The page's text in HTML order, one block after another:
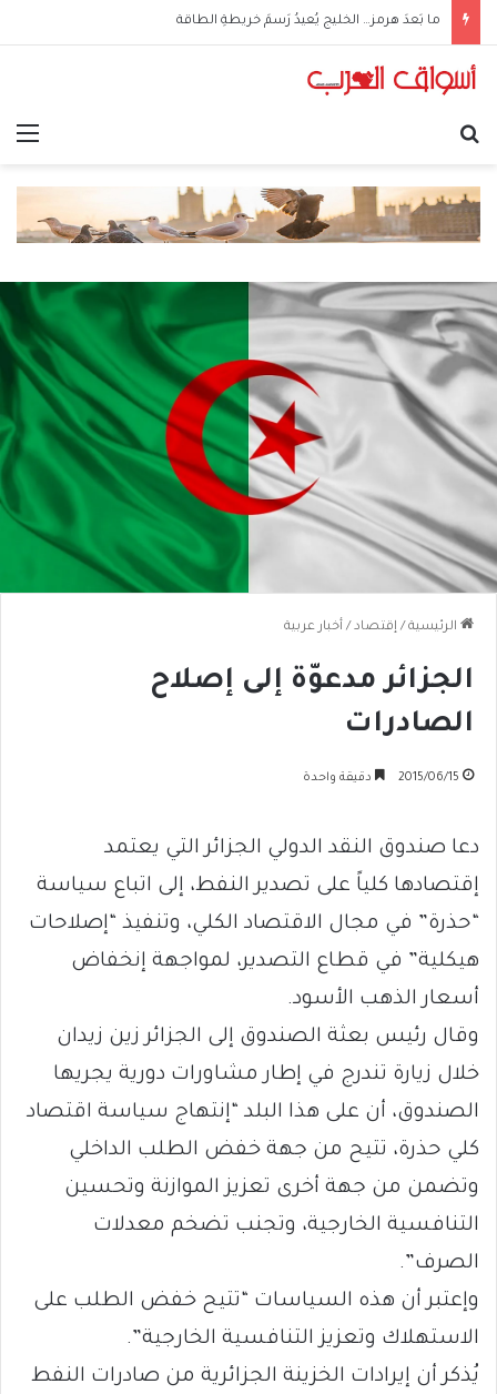
ما بَعدَ هرمز… الخليج يُعيدُ رَسمَ خريطةِ الطاقة
الرئيسية / إقتصاد / أخبار عربية
الجزائر مدعوّة إلى إصلاح
الصادرات
2015/06/15 دقيقة واحدة
دعا صندوق النقد الدولي الجزائر التي يعتمد
إقتصادها كلياً على تصدير النفط، إلى اتباع سياسة
“حذرة” في مجال الاقتصاد الكلي، وتنفيذ “إصلاحات
هيكلية” في قطاع التصدير، لمواجهة إنخفاض
أسعار الذهب الأسود.
وقال رئيس بعثة الصندوق إلى الجزائر زين زيدان
خلال زيارة تندرج في إطار مشاورات دورية يجريها
الصندوق، أن على هذا البلد “إنتهاج سياسة اقتصاد
كلي حذرة، تتيح من جهة خفض الطلب الداخلي
وتضمن من جهة أخرى تعزيز الموازنة وتحسين
التنافسية الخارجية، وتجنب تضخم معدلات
الصرف”.
وإعتبر أن هذه السياسات “تتيح خفض الطلب على
الاستهلاك وتعزيز التنافسية الخارجية”.
يُذكر أن إيرادات الخزينة الجزائرية من صادرات النفط